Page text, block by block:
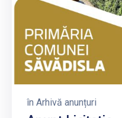
în Arhivă anunțuri